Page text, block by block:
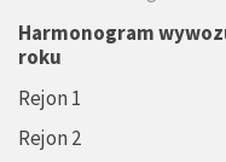
Harmonogram
roku
Rejon 1
Rejon 2